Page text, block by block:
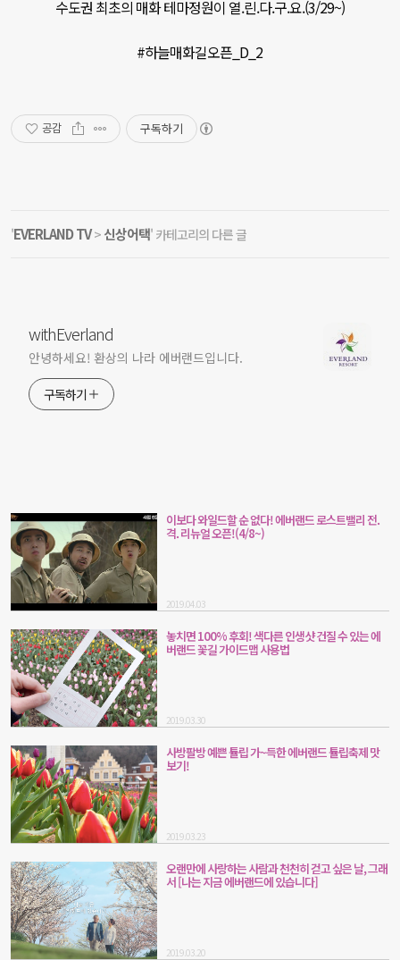
수도권 최초의 매화 테마정원이 열.린.다.구.요.(3/29~)
#하늘매화길오픈_D_2
공감 구독하기
'EVERLAND TV> 신상어택' 카테고리의 다른 글
withEverland
안녕하세요! 환상의 나라 에버랜드입니다.
구독하기
이보다 와일드할 순 없다! 에버랜드 로스트밸리 전.
격. 리뉴얼 오픈!(4/8~)
2019.04.03
놓치면 100% 후회! 색다른 인생샷 건질 수 있는 에
버랜드 꽃길 가이드맵 사용법
2019.03.30
사방팔방 예쁜 튤립 가~득한 에버랜드 튤립축제 맛
보기!
2019.03.23
오랜만에 사랑하는 사람과 천천히 걷고 싶은 날, 그래
서 [나는 지금 에버랜드에 있습니다]
2019.03.20